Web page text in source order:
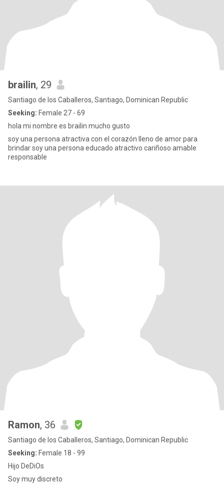
brailin, 29
Santiago de los Caballeros, Santiago, Dominican Republic
Seeking: Female 27 - 69
hola mi nombre es brailin mucho gusto
soy una persona atractiva con el corazón lleno de amor para
brindar soy una persona educado atractivo cariñoso amable
responsable
Ramon, 36
Santiago de los Caballeros, Santiago, Dominican Republic
Seeking: Female 18 - 99
Hijo DeDiOs
Soy muy discreto